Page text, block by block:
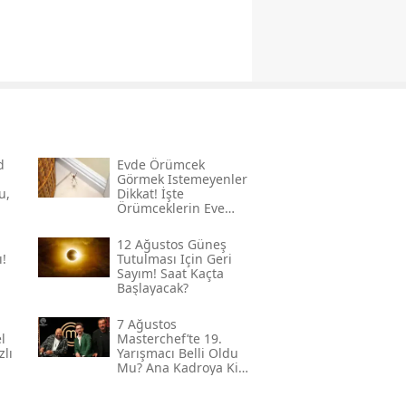
Evde Örümcek
Görmek Istemeyenler
Dikkat! İşte
Örümceklerin Eve
Yöntem
12 Ağustos Güneş
Tutulması Için Geri
Sayım! Saat Kaçta
Başlayacak?
7 Ağustos
Masterchef’te 19.
Yarışmacı Belli Oldu
Mu? Ana Kadroya Kim